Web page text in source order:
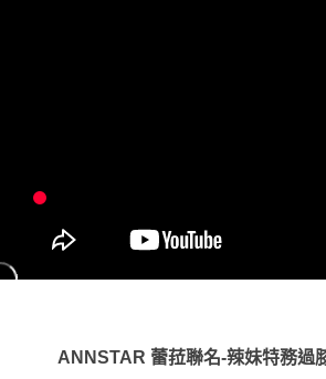
ANNSTAR 蕾菈聯名-辣妹特務過